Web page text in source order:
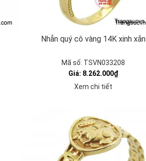
Nhẫn quý cô vàng 14K xinh xắn
Mã số: TSVN033208
Giá: 8.262.000₫
Xem chi tiết